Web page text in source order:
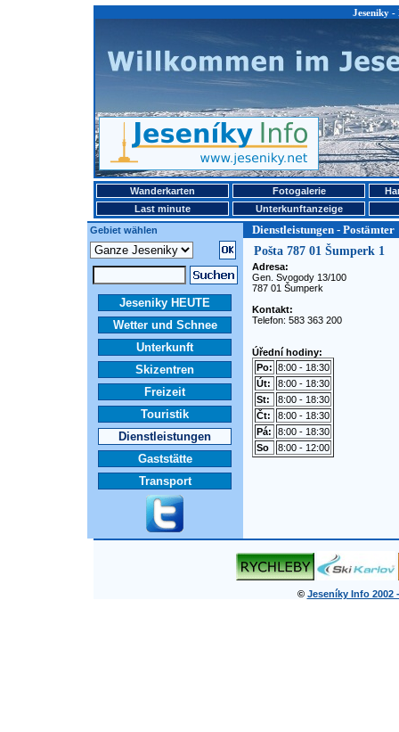
Jeseniky -
Wanderkarten Fotogalerie
Last minute
Unterkunftanzeige
Gebiet wählen
Dienstleistungen - Postämter
Jeseniky HEUTE
Wetter und Schnee
Unterkunft
Skizentren
Freizeit
Touristik
Dienstleistungen
Gaststätte
Transport
Pošta 787 01 Šumperk 1
Adresa:
Gen. Svogody 13/100
787 01 Šumperk
Kontakt:
Telefon: 583 363 200
Úřední hodiny:
Po: 8:00 - 18:30
Út:
8:00 - 18:30
St:
8:00 - 18:30
Čt:
8:00 - 18:30
Pá:
8:00 - 18:30
So
8:00 - 12:00
© Jeseníky Info 2002